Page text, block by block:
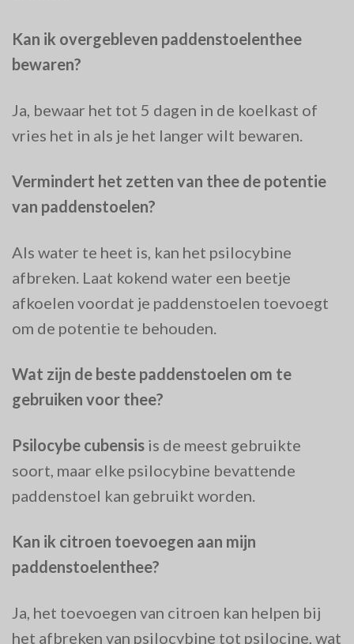
Kan ik overgebleven paddenstoelenthee
bewaren?
Ja, bewaar het tot 5 dagen in de koelkast of
vries het in als je het langer wilt bewaren.
Vermindert het zetten van thee de potentie
van paddenstoelen?
Als water te heet is, kan het psilocybine
afbreken. Laat kokend water een beetje
afkoelen voordat je paddenstoelen toevoegt
om de potentie te behouden.
Wat zijn de beste paddenstoelen om te
gebruiken voor thee?
Psilocybe cubensis is de meest gebruikte
soort, maar elke psilocybine bevattende
paddenstoel kan gebruikt worden.
Kan ik citroen toevoegen aan mijn
paddenstoelenthee?
Ja, het toevoegen van citroen kan helpen bij
het afbreken van psilocybine tot psilocine, wat